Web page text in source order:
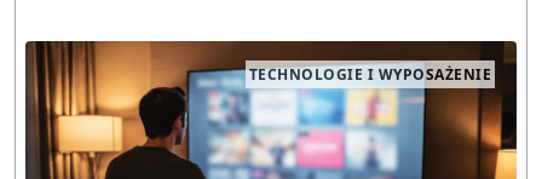
TECHNOLOGIE I WYPOSAŻENIE